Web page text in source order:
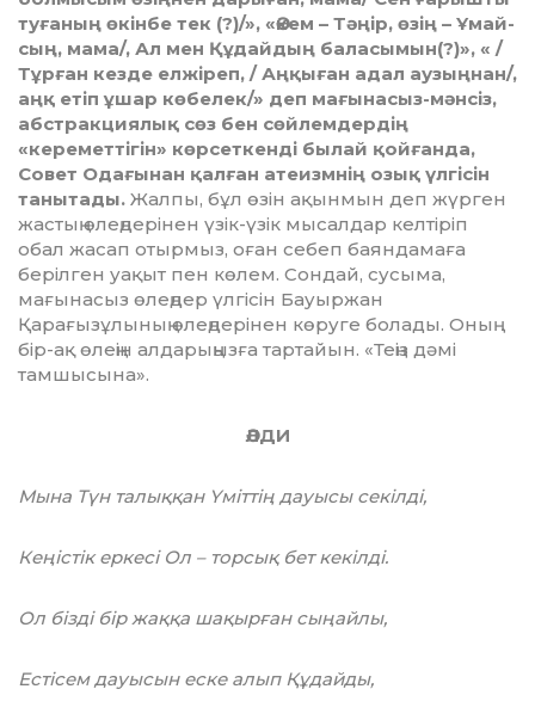
туғаның өкінбе тек (?)/», «Әкем – Тәңір, өзің – Ұмай­
сың, мама/, Ал мен Құдайдың баласымын(?)», « /
Тұрған кезде елжіреп, / Аңқыған адал аузыңнан/,
аңқ етіп ұшар көбелек/» деп мағы­насыз-мәнсіз,
абстрак­ция­лық сөз бен сөйлем­дер­дің
«кереметтігін» көрсеткенді былай қойғанда,
Совет Одағы­нан қалған атеизмнің озық үлгісін
танытады. Жалпы, бұл өзін ақынмын деп жүрген
жастың өлеңдерінен үзік-үзік мысалдар келтіріп
обал жасап отырмыз, оған себеп баяндамаға
берілген уақыт пен көлем. Сондай, сусыма,
мағынасыз өлеңдер үлгісін Бау­ыржан
Қарағызұлының өлеңдерінен кө­руге болады. Оның
бір-ақ өлеңін алда­рыңыз­ға тартайын. «Теңіз дәмі
тамшысына».
ӘЛДИ
Мына Түн талыққан Үміттің дауысы секілді,
Кеңістік еркесі Ол – торсық бет кекілді.
Ол бізді бір жаққа шақырған сыңайлы,
Естісем дауысын еске алып Құдайды,